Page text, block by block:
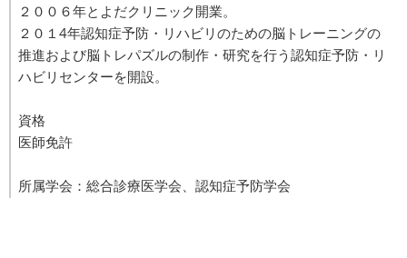
２００６年とよだクリニック開業。
２０１4年認知症予防・リハビリのための脳トレーニングの
推進および脳トレパズルの制作・研究を行う認知症予防・リ
ハビリセンターを開設。
資格
医師免許
所属学会：総合診療医学会、認知症予防学会